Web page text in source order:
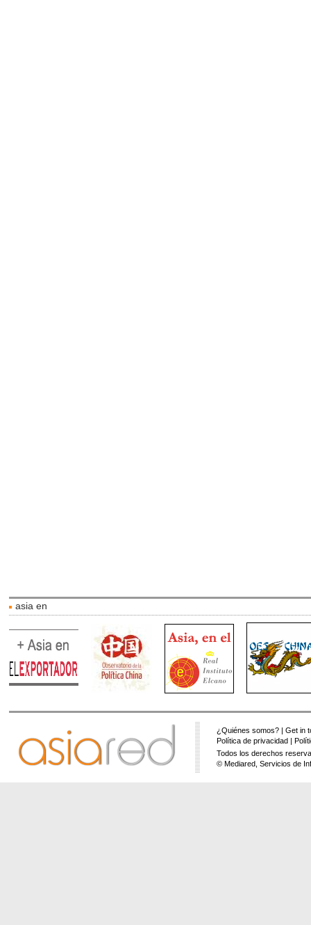
asia en
¿Quiénes somos? |Get in
Política de privacidad |
Todos los derechos
© Mediared, Servicios de